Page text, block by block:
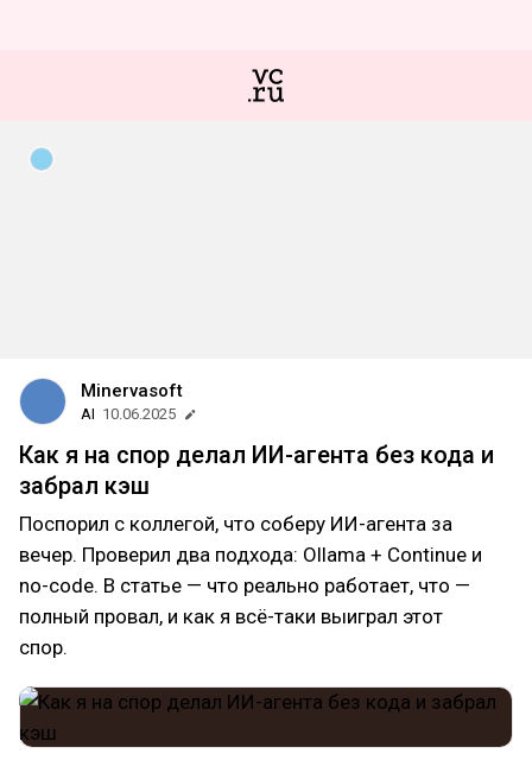
Minervasoft
AI 10.06.2025
Как я на спор делал ИИ-агента без кода и
забрал кэш
Поспорил с коллегой, что соберу ИИ-агента за
вечер. Проверил два подхода: Ollama + Continue и
no-code. В статье — что реально работает, что —
полный провал, и как я всё-таки выиграл этот
спор.